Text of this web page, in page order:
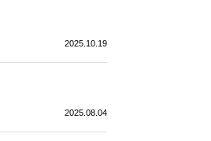
2025.10.19
2025.08.04